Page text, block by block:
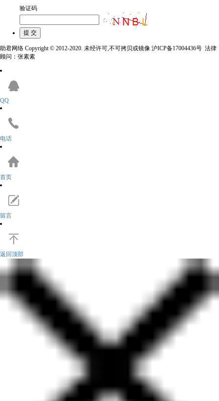
验证码
助君网络 Copyright © 2012-2020. 未经许可,不可拷贝或镜像 沪ICP备17004436号 法律
顾问：张素素
QQ
电话
首页
留言
返回顶部